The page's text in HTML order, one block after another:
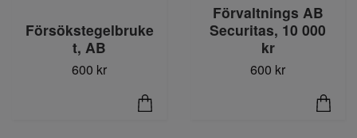
Försökstegelbruke
t, AB
600 kr
Förvaltnings AB
Securitas, 10 000
kr
600 kr